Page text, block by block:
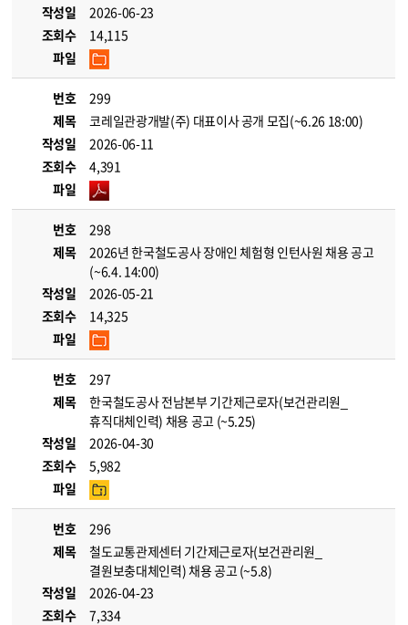
작성일
2026-06-23
조회수
14,115
파일
번호
299
제목
코레일관광개발(주) 대표이사 공개 모집(~6.26 18:00)
작성일
2026-06-11
조회수
4,391
파일
번호
298
제목
2026년 한국철도공사 장애인 체험형 인턴사원 채용 공고
(~6.4. 14:00)
작성일
2026-05-21
조회수
14,325
파일
번호
297
제목
한국철도공사 전남본부 기간제근로자(보건관리원_
휴직대체인력) 채용 공고 (~5.25)
작성일
2026-04-30
조회수
5,982
파일
번호
296
제목
철도교통관제센터 기간제근로자(보건관리원_
결원보충대체인력) 채용 공고 (~5.8)
작성일
2026-04-23
조회수
7,334